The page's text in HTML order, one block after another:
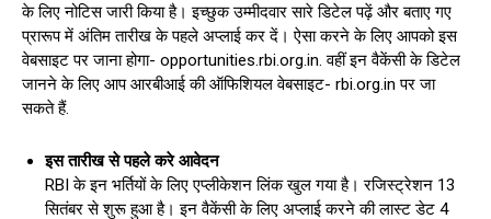
के लिए नोटिस जारी किया है। इच्छुक उम्मीदवार सारे डिटेल पढ़ें और बताए गए
प्रारूप में अंतिम तारीख के पहले अप्लाई कर दें। ऐसा करने के लिए आपको इस
वेबसाइट पर जाना होगा- opportunities.rbi.org.in. वहीं इन वैकेंसी के डिटेल
जानने के लिए आप आरबीआई की ऑफिशियल वेबसाइट- rbi.org.in पर जा
सकते हैं.
इस तारीख से पहले करे आवेदन
RBI के इन भर्तियों के लिए एप्लीकेशन लिंक खुल गया है। रजिस्ट्रेशन 13
सितंबर से शुरू हुआ है। इन वैकेंसी के लिए अप्लाई करने की लास्ट डेट 4